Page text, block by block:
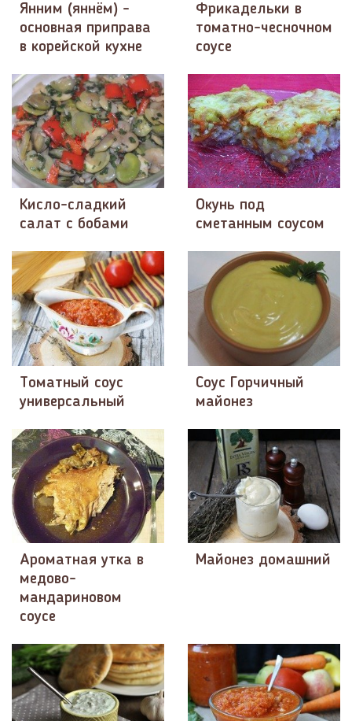
Янним (яннём) -
основная приправа
в корейской кухне
Фрикадельки в
томатно-чесночном
соусе
Кисло-сладкий
салат с бобами
Окунь под
сметанным соусом
Томатный соус
универсальный
Соус Горчичный
майонез
Ароматная утка в
медово-
мандариновом
соусе
Майонез домашний